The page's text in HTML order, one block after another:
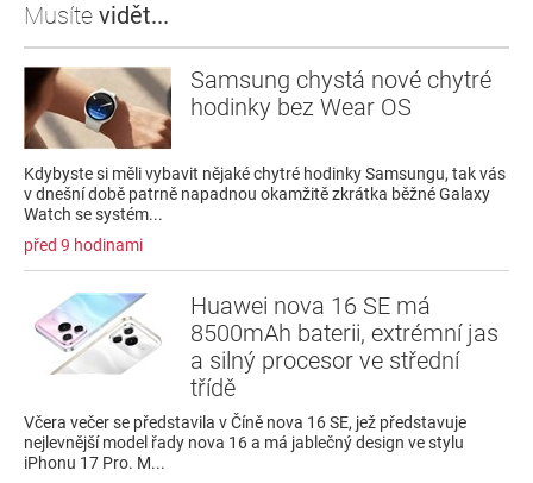
Musíte vidět...
Samsung chystá nové chytré
hodinky bez Wear OS
Kdybyste si měli vybavit nějaké chytré hodinky Samsungu, tak vás
v dnešní době patrně napadnou okamžitě zkrátka běžné Galaxy
Watch se systém...
před 9 hodinami
Huawei nova 16 SE má
8500mAh baterii, extrémní jas
a silný procesor ve střední
třídě
Včera večer se představila v Číně nova 16 SE, jež představuje
nejlevnější model řady nova 16 a má jablečný design ve stylu
iPhonu 17 Pro. M...